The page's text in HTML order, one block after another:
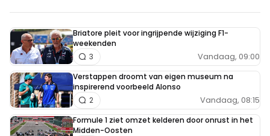
Briatore pleit voor ingrijpende wijziging F1-
weekenden
Vandaag, 09:00
3
Verstappen droomt van eigen museum na
inspirerend voorbeeld Alonso
Vandaag, 08:15
2
Formule 1 ziet omzet kelderen door onrust in het
Midden-Oosten